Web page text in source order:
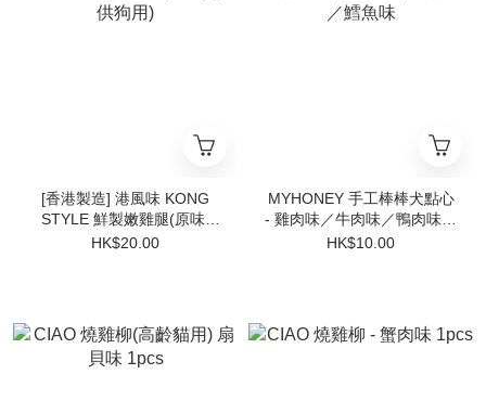
[香港製造] 港風味 KONG
STYLE 鮮製嫩雞腿(原味)
(只供狗用)
HK$20.00
MYHONEY 手工棒棒犬點心
- 雞肉味／牛肉味／鴨肉味／
鱈魚味
HK$10.00